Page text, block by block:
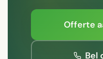
Offerte
Bel